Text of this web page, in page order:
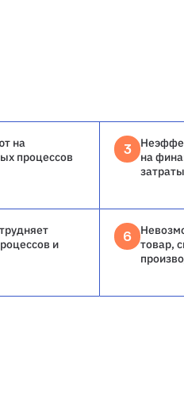
на
процессов
3
на
затраты
и
6
товар,